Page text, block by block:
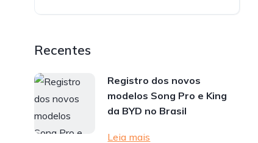
Recentes
Registro dos novos
modelos Song Pro e King
da BYD no Brasil
Leia mais